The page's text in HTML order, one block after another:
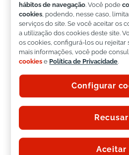
Páginas
APIs de negócios
Blog
Contato
Globales
hábitos de navegação. Você pode
cookies, podendo, nesse caso,
serviços do site. Se você aceitar os
a utilização dos cookies deste site.
os cookies, configurá-los ou rejeitar
mais informações, você pode
cookies e Política de Privacidade.
Recusar
Aceitar
Configurar